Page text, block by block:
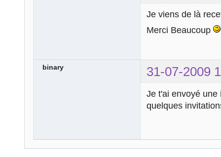
Je viens de là
Merci Beaucoup
binary 31-07-2009
Je t'ai envoyé une
quelques